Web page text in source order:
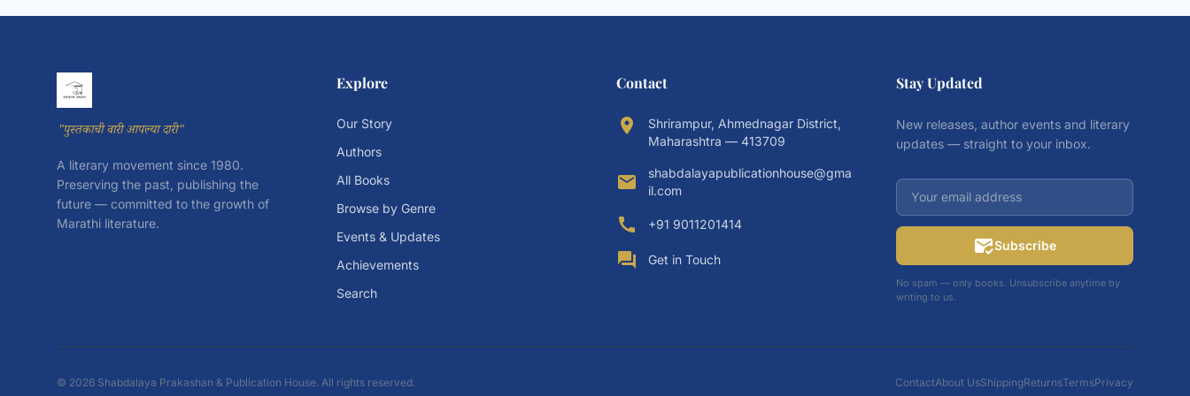
"पुस्तकाची वारी आपल्या दारी"
A literary movement since 1980.
Preserving the past, publishing the
future — committed to the growth of
Marathi literature.
Explore
Our Story
Authors
All Books
Browse by Genre
Events & Updates
Achievements
Search
Contact
location_on
Shrirampur, Ahmednagar District,
Maharashtra — 413709
email
shabdalayapublicationhouse@gma
il.com
call +91 9011201414
forum Get in Touch
Stay Updated
New releases, author events and literary
updates — straight to your inbox.
mark_email_readSubscribe
No spam — only books. Unsubscribe anytime by
writing to us.
© 2026 Shabdalaya Prakashan & Publication House. All rights reserved. ContactAbout UsShippingReturnsTermsPrivacy